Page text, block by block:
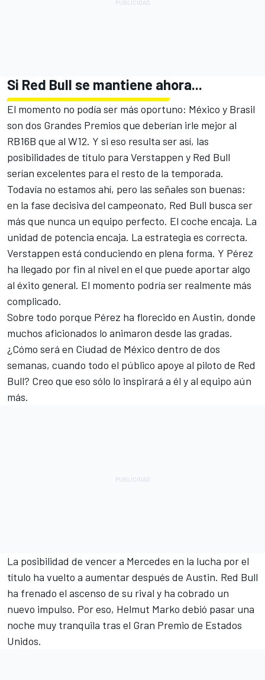
Si Red Bull se mantiene ahora...
El momento no podía ser más oportuno: México y Brasil
son dos Grandes Premios que deberían irle mejor al
RB16B que al W12. Y si eso resulta ser así, las
posibilidades de título para Verstappen y Red Bull
serían excelentes para el resto de la temporada.
Todavía no estamos ahí, pero las señales son buenas:
en la fase decisiva del campeonato, Red Bull busca ser
más que nunca un equipo perfecto. El coche encaja. La
unidad de potencia encaja. La estrategia es correcta.
Verstappen está conduciendo en plena forma. Y Pérez
ha llegado por fin al nivel en el que puede aportar algo
al éxito general. El momento podría ser realmente más
complicado.
Sobre todo porque Pérez ha florecido en Austin, donde
muchos aficionados lo animaron desde las gradas.
¿Cómo será en Ciudad de México dentro de dos
semanas, cuando todo el público apoye al piloto de Red
Bull? Creo que eso sólo lo inspirará a él y al equipo aún
más.
La posibilidad de vencer a Mercedes en la lucha por el
título ha vuelto a aumentar después de Austin. Red Bull
ha frenado el ascenso de su rival y ha cobrado un
nuevo impulso. Por eso, Helmut Marko debió pasar una
noche muy tranquila tras el Gran Premio de Estados
Unidos.